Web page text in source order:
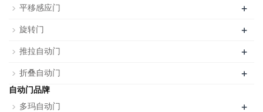
平移感应门
+
旋转门 +
推拉自动门 +
折叠自动门 +
自动门品牌
多玛自动门
+